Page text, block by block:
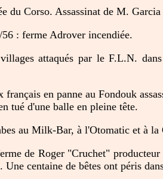
du Corso. Assassinat de M.
: ferme Adrover incendiée.
attaqués par le F.L.N.
français en panne au Fondouk
tué d'une balle en pleine tête.
au Milk-Bar, à l'Otomatic et à la
de Roger "Cruchet"
Une centaine de bêtes ont péris